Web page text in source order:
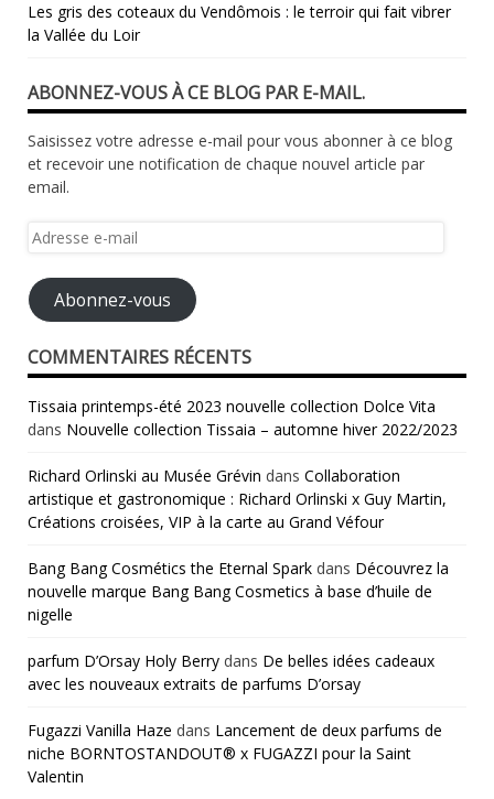
Les gris des coteaux du Vendômois : le terroir qui fait vibrer
la Vallée du Loir
ABONNEZ-VOUS À CE BLOG PAR E-MAIL.
Saisissez votre adresse e-mail pour vous abonner à ce blog
et recevoir une notification de chaque nouvel article par
email.
Adresse
mail
Abonnez-vous
COMMENTAIRES RÉCENTS
Tissaia printemps-été 2023 nouvelle collection Dolce Vita
dans Nouvelle collection Tissaia – automne hiver 2022/2023
Richard Orlinski au Musée Grévin dans Collaboration
artistique et gastronomique : Richard Orlinski x Guy Martin,
Créations croisées, VIP à la carte au Grand Véfour
Bang Bang Cosmétics the Eternal Spark dans Découvrez la
nouvelle marque Bang Bang Cosmetics à base d’huile de
nigelle
parfum D’Orsay Holy Berry dans De belles idées cadeaux
avec les nouveaux extraits de parfums D’orsay
Fugazzi Vanilla Haze dans Lancement de deux parfums de
niche BORNTOSTANDOUT® x FUGAZZI pour la Saint
Valentin